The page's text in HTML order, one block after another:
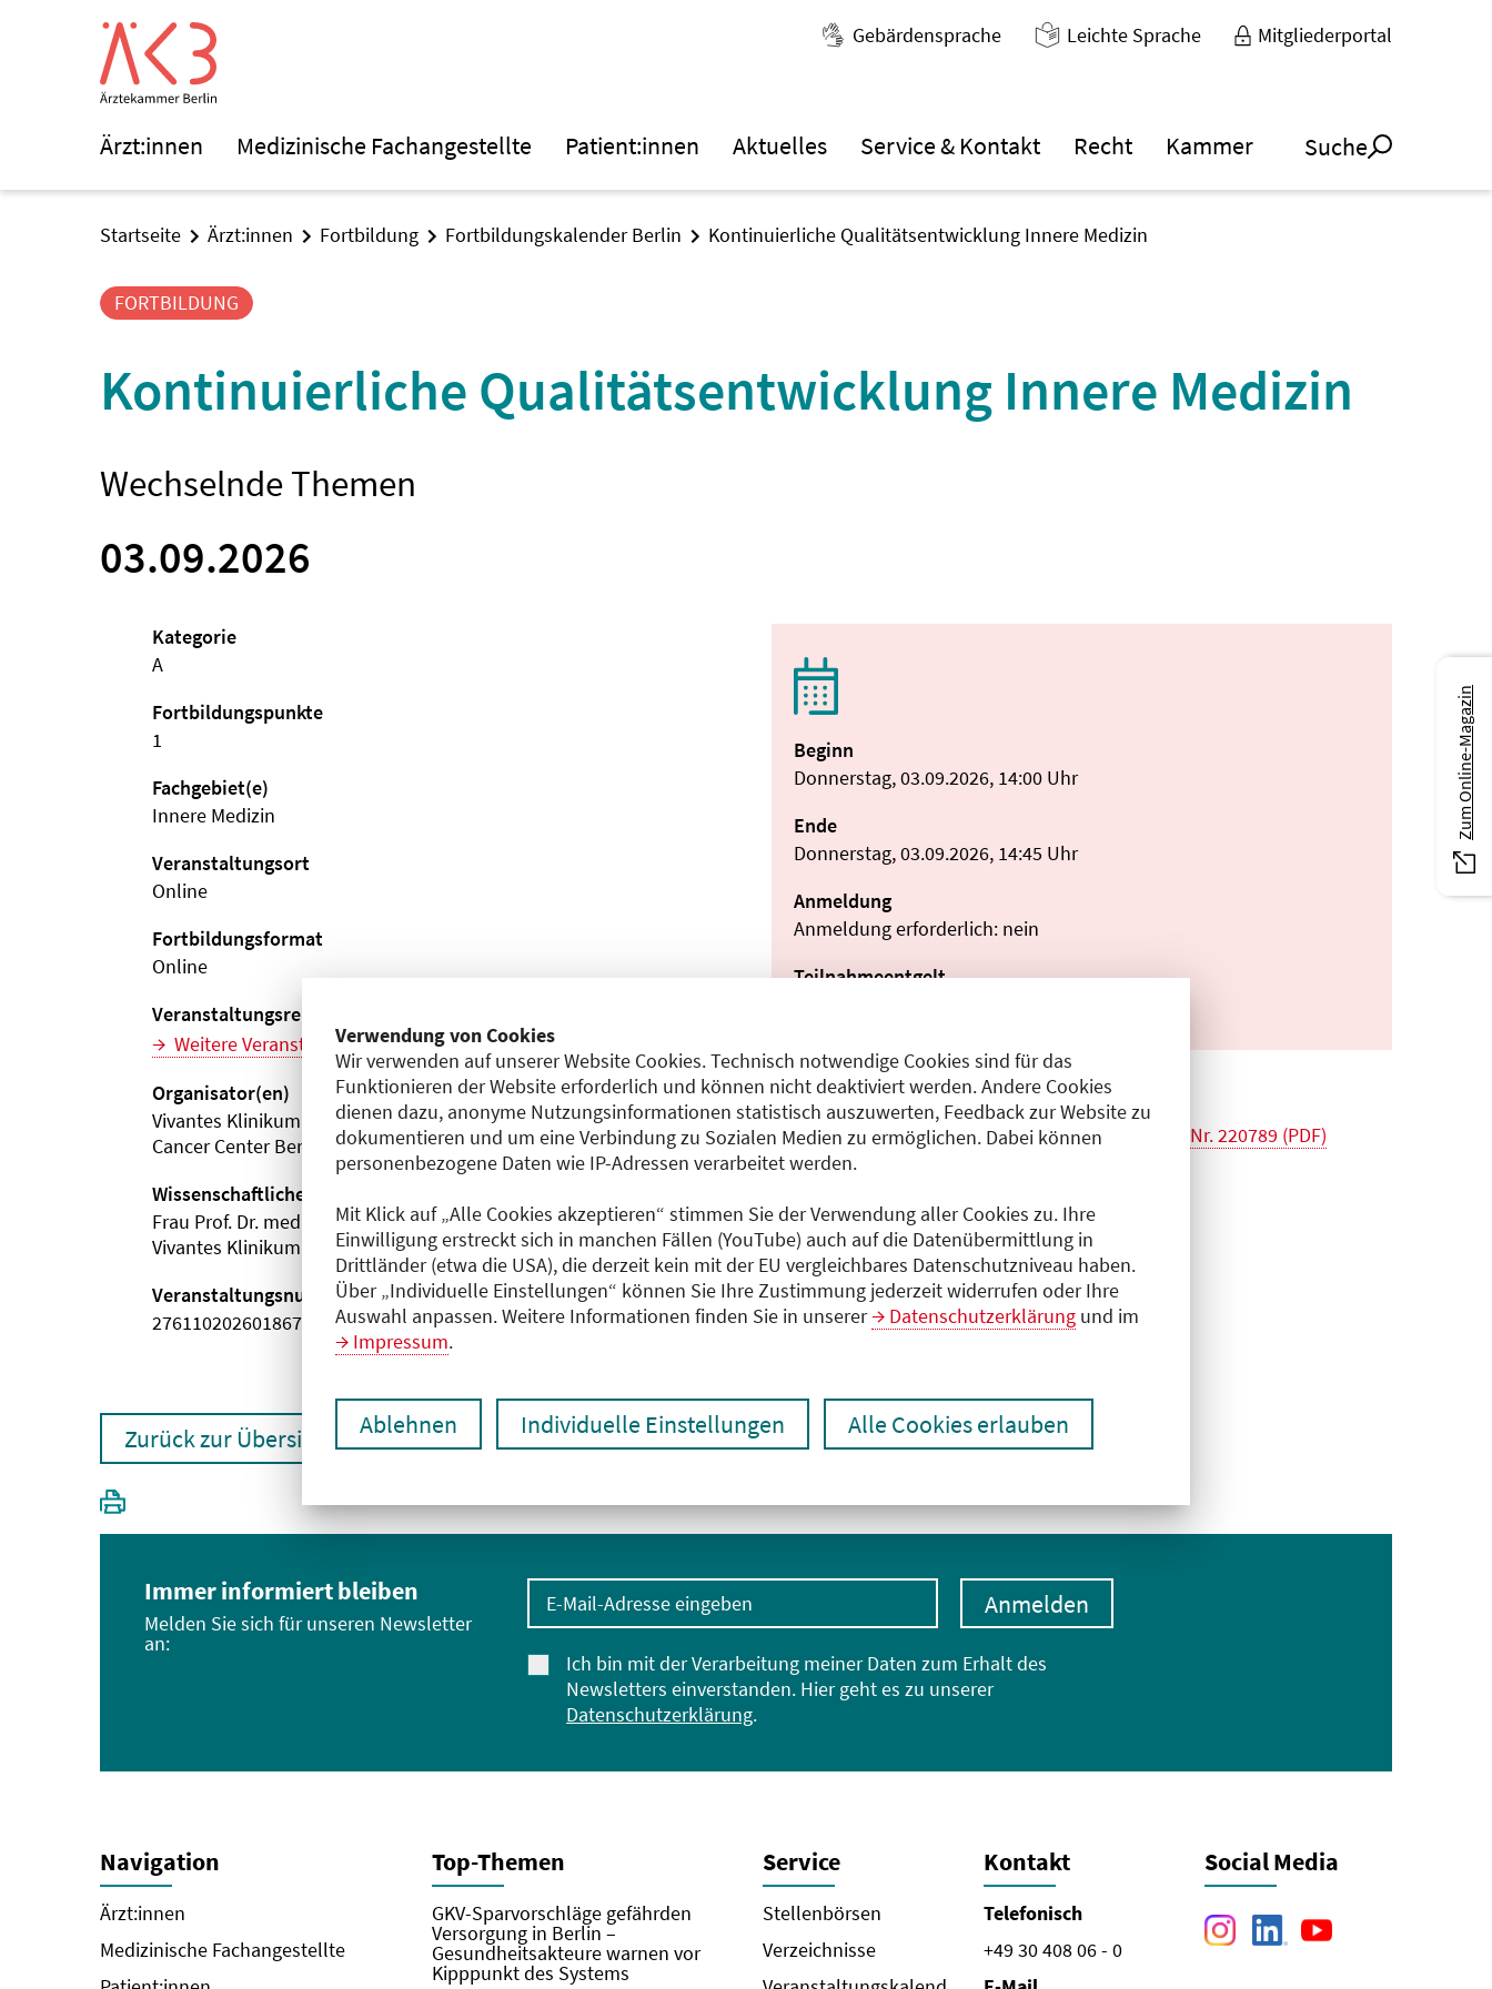
Verwendung von Cookies
Wir verwenden auf unserer Website Cookies. Technisch notwendige Cookies sind für das
Funktionieren der Website erforderlich und können nicht deaktiviert werden. Andere Cookies
dienen dazu, anonyme Nutzungsinformationen statistisch auszuwerten, Feedback zur Website zu
dokumentieren und um eine Verbindung zu Sozialen Medien zu ermöglichen. Dabei können
personenbezogene Daten wie IP-Adressen verarbeitet werden.
Mit Klick auf „Alle Cookies akzeptieren“ stimmen Sie der Verwendung aller Cookies zu. Ihre
Einwilligung erstreckt sich in manchen Fällen (YouTube) auch auf die Datenübermittlung in
Drittländer (etwa die USA), die derzeit kein mit der EU vergleichbares Datenschutzniveau haben.
Über „Individuelle Einstellungen“ können Sie Ihre Zustimmung jederzeit widerrufen oder Ihre
Auswahl anpassen. Weitere Informationen finden Sie in unserer
Datenschutzerklärung und im
Impressum.
Ablehnen Individuelle Einstellungen Alle Cookies erlauben
Gebärdensprache Leichte Sprache Mitgliederportal
Ärzt:innen Medizinische Fachangestellte Patient:innen Aktuelles Service & Kontakt Recht Kammer Suche
Startseite Ärzt:innen Fortbildung Fortbildungskalender Berlin Kontinuierliche Qualitätsentwicklung Innere Medizin
FORTBILDUNG
Kontinuierliche Qualitätsentwicklung Innere Medizin
Wechselnde Themen
03.09.2026
Beginn
Donnerstag, 03.09.2026, 14:00 Uhr
Ende
Donnerstag, 03.09.2026, 14:45 Uhr
Anmeldung
Anmeldung erforderlich: nein
Teilnahmeentgelt
Dokumente
20042026_Internistenfortbildung 2026 Antrags-Nr. 220789 (PDF)
Kategorie
A
Fortbildungspunkte
1
Fachgebiet(e)
Innere Medizin
Veranstaltungsort
Online
Fortbildungsformat
Online
Veranstaltungsreihe
Weitere Veranstaltungen dieser Reihe (2)
Organisator(en)
Vivantes Klinikum Neukölln
Cancer Center Berlin-Neukölln
Wissenschaftliche Leitung
Frau Prof. Dr. med. Maike de Wit
Vivantes Klinikum Neukölln
Veranstaltungsnummer
2761102026018670122
Zurück zur Übersicht
Immer informiert bleiben
Melden Sie sich für unseren Newsletter
an:
E-Mail-Adresse eingeben
Ich bin mit der Verarbeitung meiner Daten zum Erhalt des
Newsletters einverstanden. Hier geht es zu unserer
Datenschutzerklärung.
Anmelden
Navigation
Ärzt:innen
Medizinische Fachangestellte
Top-Themen
GKV-Sparvorschläge gefährden
Versorgung in Berlin –
Gesundheitsakteure warnen vor
Kipppunkt des Systems
Service
Stellenbörsen
Verzeichnisse
Kontakt
Telefonisch
+49 30 408 06 - 0
Social Media
Zum Online-Magazin